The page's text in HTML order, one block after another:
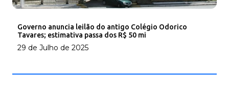
Governo anuncia leilão do antigo Colégio Odorico
Tavares; estimativa passa dos R$ 50 mi
29 de Julho de 2025